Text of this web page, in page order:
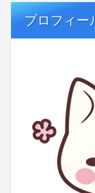
プロフィー